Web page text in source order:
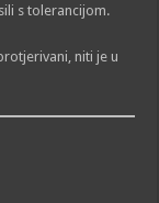
s tolerancijom.
niti je u